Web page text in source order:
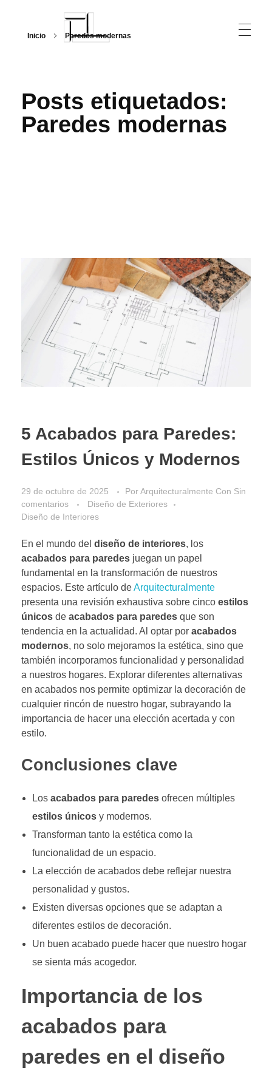
Inicio Paredes modernas
Posts etiquetados:
Paredes modernas
5 Acabados para Paredes:
Estilos Únicos y Modernos
29 de octubre de 2025 PorArquitecturalmente Con Sin
comentarios
Diseño de Exteriores
Diseño de Interiores
En el mundo del diseño de interiores, los
acabados para paredes juegan un papel
fundamental en la transformación de nuestros
espacios. Este artículo deArquitecturalmente
presenta una revisión exhaustiva sobre cinco estilos
únicos de acabados para paredes que son
tendencia en la actualidad. Al optar por acabados
modernos, no solo mejoramos la estética, sino que
también incorporamos funcionalidad y personalidad
a nuestros hogares. Explorar diferentes alternativas
en acabados nos permite optimizar la decoración de
cualquier rincón de nuestro hogar, subrayando la
importancia de hacer una elección acertada y con
estilo.
Conclusiones clave
Los acabados para paredesofrecen múltiples
estilos únicosy modernos.
Transforman tanto la estética como la
funcionalidad de un espacio.
La elección de acabados debe reflejar nuestra
personalidad y gustos.
Existen diversas opciones que se adaptan a
diferentes estilos de decoración.
Un buen acabado puede hacer que nuestro hogar
se sienta más acogedor.
Importancia de los
acabados para
paredes en el diseño